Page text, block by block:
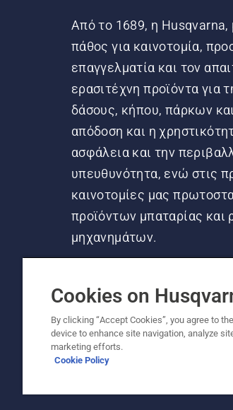
Από το 1689, η
πάθος για καινοτομία,
επαγγελματία και τον
ερασιτέχνη προϊόντα για
δάσους, κήπου, πάρκων
απόδοση και η
ασφάλεια και την
υπευθυνότητα, ενώ στις
καινοτομίες μας
προϊόντων μπαταρίας και
μηχανημάτων.
© Husqvarna AB (δημοσ.) Με
Πολιτική για τα cookies
Cookies on
By clicking “Accept Cookies”, you agree to
device to enhance site navigation, analyze
marketing efforts.
Cookie Policy